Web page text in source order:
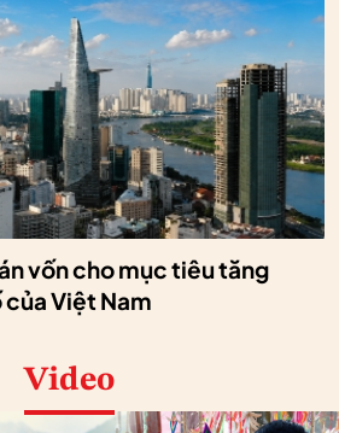
vốn cho mục tiêu tăng
Việt Nam
Video